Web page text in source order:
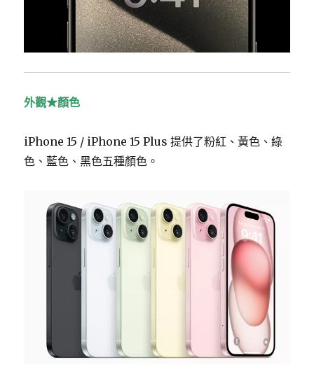
外觀★顏色
iPhone 15 / iPhone 15 Plus 提供了粉紅、黃色、綠
色、藍色、黑色五種顏色。